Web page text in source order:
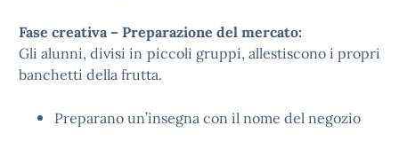
Fase creativa – Preparazione del mercato:
Gli alunni, divisi in piccoli gruppi, allestiscono i propri
banchetti della frutta.
Preparano un’insegna con il nome del negozio